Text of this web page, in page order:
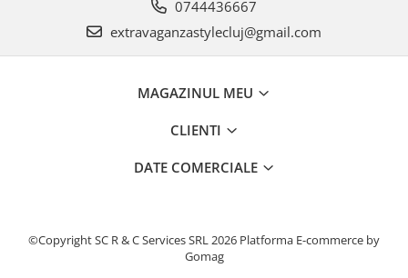
0744436667
extravaganzastylecluj@gmail.com
MAGAZINUL MEU
CLIENTI
DATE COMERCIALE
©Copyright SC R & C Services SRL 2026 Platforma E-commerce by
Gomag